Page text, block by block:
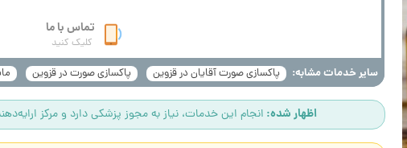
تماس با ما
کلیک کنید
سایر خدمات مشابه: پاکسازی صورت آقایان در قزوین پاکسازی صورت در قزوین
اظهار شده: انجام این خدمات، نیاز به مجوز پزشکی دارد و مرکز